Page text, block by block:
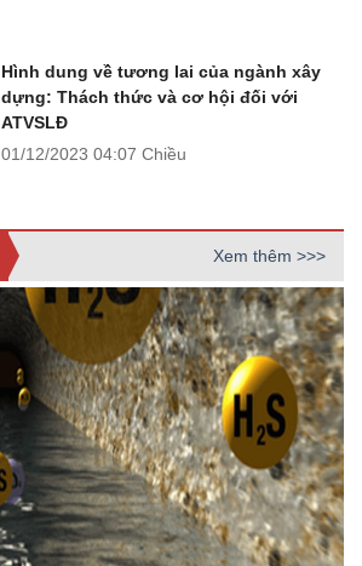
Hình dung về tương lai của ngành xây
dựng: Thách thức và cơ hội đối với
ATVSLĐ
01/12/2023 04:07 Chiều
Xem thêm >>>